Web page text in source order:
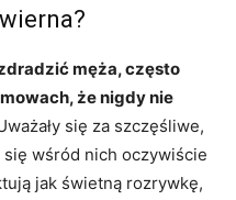
męża, często
że nigdy nie
się za szczęśliwe,
się wśród nich oczywiście
jak świetną rozrywkę,